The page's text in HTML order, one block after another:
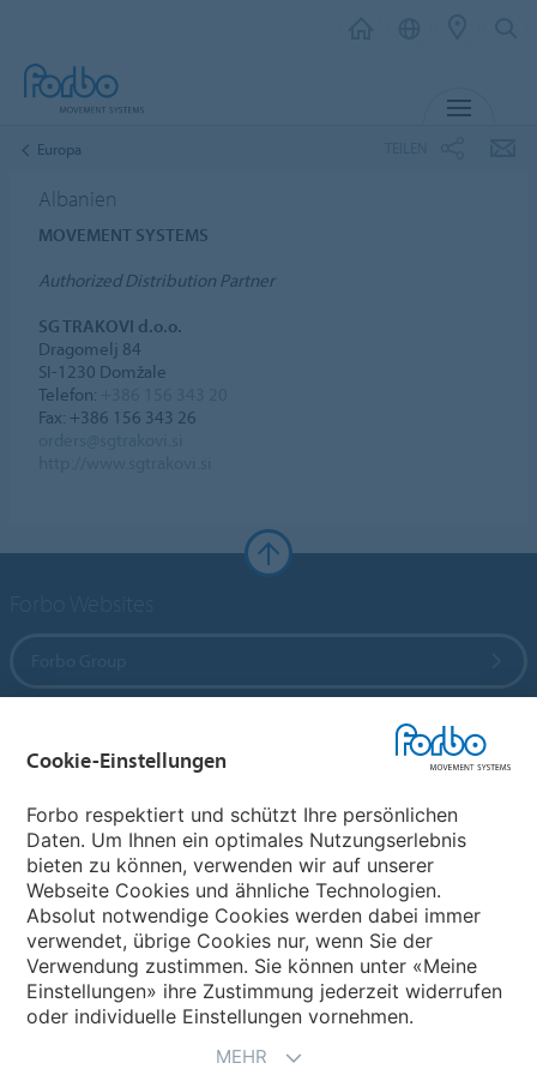
Europa
Albanien
MOVEMENT SYSTEMS
Authorized Distribution Partner
SG TRAKOVI d.o.o.
Dragomelj 84
SI-1230 Domžale
Telefon:
Fax: +386 156 343 26
Wählen Sie ein Land
Wählen Sie Ihr Land
Cookie-Einstellungen
Forbo respektiert und schützt Ihre persönlichen
Daten. Um Ihnen ein optimales Nutzungserlebnis
bieten zu können, verwenden wir auf unserer
Webseite Cookies und ähnliche Technologien.
Absolut notwendige Cookies werden dabei immer
verwendet, übrige Cookies nur, wenn Sie der
Verwendung zustimmen. Sie können unter «Meine
Einstellungen» ihre Zustimmung jederzeit widerrufen
oder individuelle Einstellungen vornehmen.
MEHR